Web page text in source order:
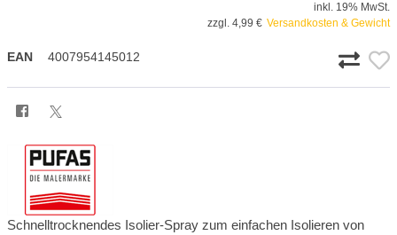
inkl. 19% MwSt.
zzgl. 4,99 € Versandkosten & Gewicht
EAN 4007954145012
Schnelltrocknendes Isolier-Spray zum einfachen Isolieren von